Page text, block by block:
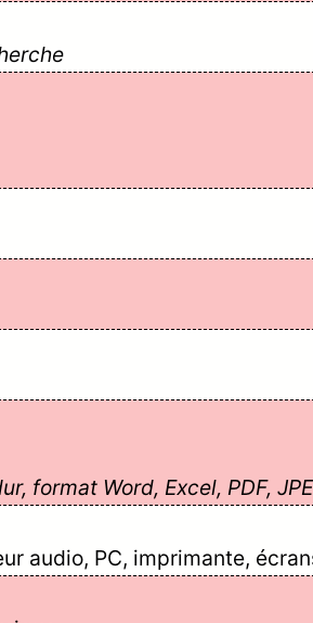
format Word, Excel, PDF,
audio, PC, imprimante,